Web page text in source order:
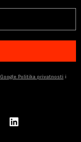
Google Politika privatnosti i